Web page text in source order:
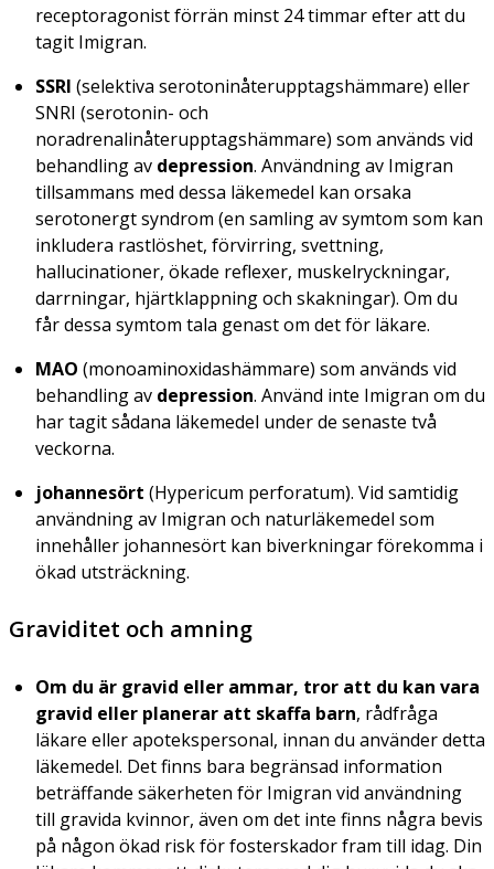
receptoragonist förrän minst 24 timmar efter att du
tagit Imigran.
SSRI (selektiva serotoninåterupptagshämmare) eller
SNRI (serotonin- och
noradrenalinåterupptagshämmare) som används vid
behandling av depression. Användning av Imigran
tillsammans med dessa läkemedel kan orsaka
serotonergt syndrom (en samling av symtom som kan
inkludera rastlöshet, förvirring, svettning,
hallucinationer, ökade reflexer, muskelryckningar,
darrningar, hjärtklappning och skakningar). Om du
får dessa symtom tala genast om det för läkare.
MAO (monoaminoxidashämmare) som används vid
behandling av depression. Använd inte Imigran om du
har tagit sådana läkemedel under de senaste två
veckorna.
johannesört (Hypericum perforatum). Vid samtidig
användning av Imigran och naturläkemedel som
innehåller johannesört kan biverkningar förekomma i
ökad utsträckning.
Graviditet och amning
Om du är gravid eller ammar, tror att du kan vara
gravid eller planerar att skaffa barn, rådfråga
läkare eller apotekspersonal, innan du använder detta
läkemedel. Det finns bara begränsad information
beträffande säkerheten för Imigran vid användning
till gravida kvinnor, även om det inte finns några bevis
på någon ökad risk för fosterskador fram till idag. Din